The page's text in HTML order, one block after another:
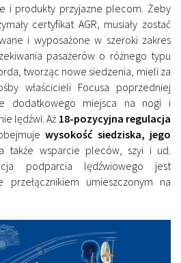
i produkty przyjazne plecom. Żeby
certyfikat AGR, musiały zostać
i wyposażone w szeroki zakres
pasażerów o różnego typu
tworząc nowe siedzenia, mieli za
właścicieli Focusa poprzedniej
dodatkowego miejsca na nogi i
lędźwi. Aż 18-pozycyjna regulacja
wysokość siedziska, jego
także wsparcie pleców, szyi i ud.
podparcia lędźwiowego jest
przełącznikiem umieszczonym na